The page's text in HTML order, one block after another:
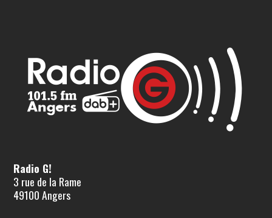
Radio G!
3 rue de la Rame
49100 Angers